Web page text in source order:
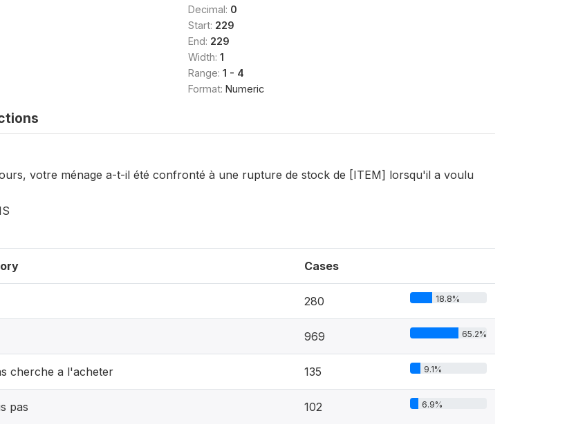
Decimal: 0
Start: 229
End: 229
Width: 1
Range: 1 - 4
Format: Numeric
votre ménage a-t-il été confronté à une rupture de stock de [ITEM] lorsqu'il a voulu
Cases
280 18.8%
969 65.2%
cherche a l'acheter 135 9.1%
pas 102 6.9%